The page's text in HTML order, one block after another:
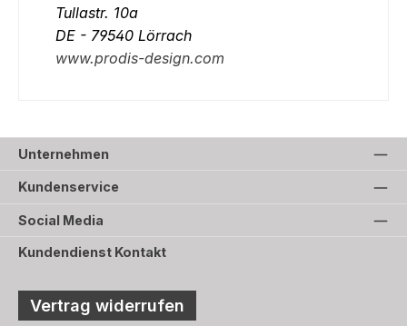
Tullastr. 10a
DE - 79540 Lörrach
www.prodis-design.com
Unternehmen
Kundenservice
Social Media
Kundendienst Kontakt
Vertrag widerrufen